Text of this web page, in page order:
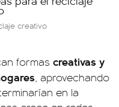
creativo
formas creativas y
, aprovechando
en la